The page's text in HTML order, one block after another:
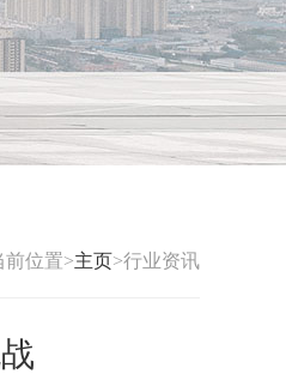
前位置>主页>行业资讯